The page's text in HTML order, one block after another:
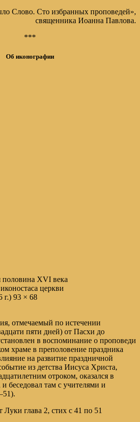
Слово. Сто избранных проповедей»,
священника Иоанна Павлова.
***
Об иконографии
половина XVI века
церкви
г.) 93 × 68
отмечаемый по истечении
пяти дней) от Пасхи до
в воспоминание о проповеди
храме в преполовение праздника
на развитие праздничной
из детства Иисуса Христа,
отроком, оказался в
беседовал там с учителями и
Луки глава 2, стих с 41 по 51